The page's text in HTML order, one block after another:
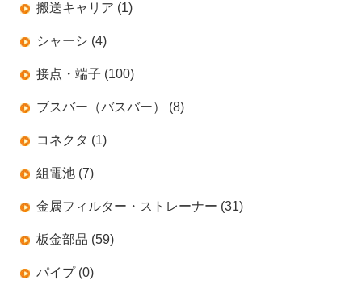
搬送キャリア (1)
シャーシ (4)
接点・端子 (100)
ブスバー（バスバー） (8)
コネクタ (1)
組電池 (7)
金属フィルター・ストレーナー (31)
板金部品 (59)
パイプ (0)